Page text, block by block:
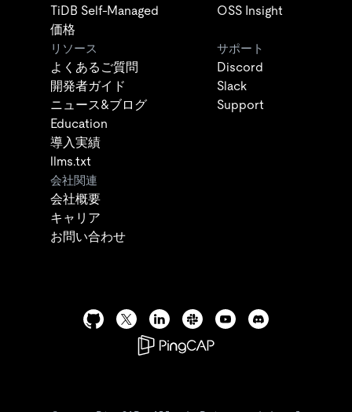
TiDB Self-Managed
価格
OSS Insight
リソース
よくあるご質問
開発者ガイド
ニュース&ブログ
Education
導入実績
llms.txt
サポート
Discord
Slack
Support
会社関連
会社概要
キャリア
お問い合わせ